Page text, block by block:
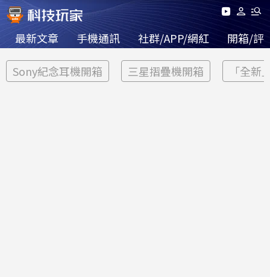
最新文章 手機通訊 社群/APP/網紅 開箱/評
Sony紀念耳機開箱 三星摺疊機開箱 「全新